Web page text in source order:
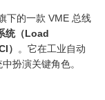
下的一款 VME 总线
统（Load
）
‍。它在工业自动
扮演关键角色。